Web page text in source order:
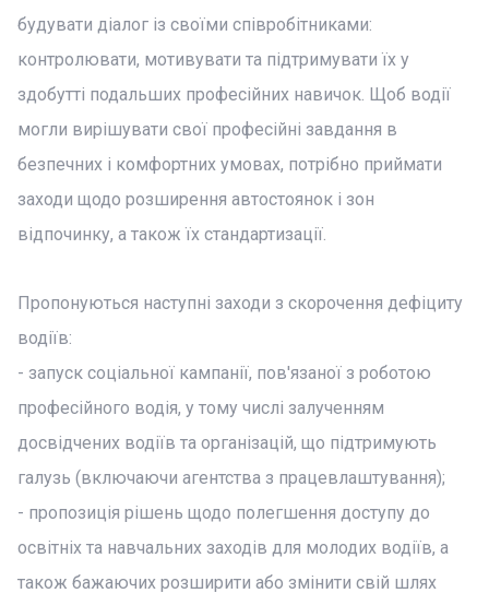
будувати діалог із своїми співробітниками:
контролювати, мотивувати та підтримувати їх у
здобутті подальших професійних навичок. Щоб водії
могли вирішувати свої професійні завдання в
безпечних і комфортних умовах, потрібно приймати
заходи щодо розширення автостоянок і зон
відпочинку, а також їх стандартизації.
Пропонуються наступні заходи з скорочення дефіциту
водіїв:
- запуск соціальної кампанії, пов'язаної з роботою
професійного водія, у тому числі залученням
досвідчених водіїв та організацій, що підтримують
галузь (включаючи агентства з працевлаштування);
- пропозиція рішень щодо полегшення доступу до
освітніх та навчальних заходів для молодих водіїв, а
також бажаючих розширити або змінити свій шлях